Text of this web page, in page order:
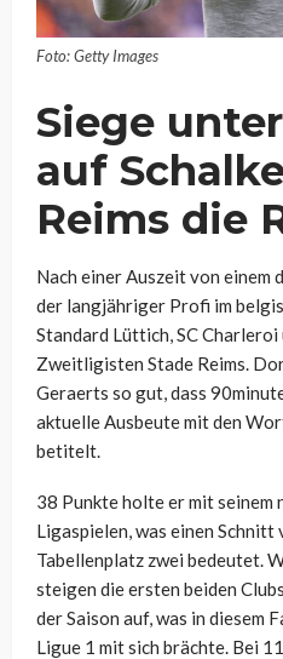
Foto: Getty Images
Siege
auf
Reims die
Nach einer Auszeit von einem
der langjähriger Profi im
Standard Lüttich, SC Charleroi
Zweitligisten Stade Reims.
Geraerts so gut, dass
aktuelle Ausbeute mit den
betitelt.
38 Punkte holte er mit seinem
Ligaspielen, was einen Schnitt
Tabellenplatz zwei bedeutet.
steigen die ersten beiden
der Saison auf, was in diesem
Ligue 1 mit sich brächte. Bei